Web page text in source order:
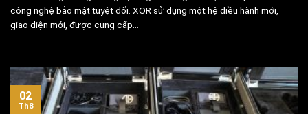
công nghệ bảo mật tuyệt đối. XOR sử dụng một hệ điều hành mới,
giao diện mới, được cung cấp...
02
Th8